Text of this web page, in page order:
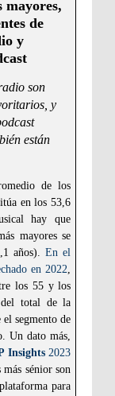
mayores,
de
y
son
y
están
de los
en los 53,6
hay que
mayores se
años).En el
en 2022,
los 55 y los
del total de la
el segmento de
Un dato más,
Insights2023
más sénior son
para